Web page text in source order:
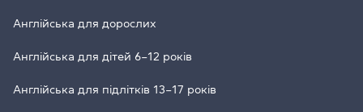
Англійська для дорослих
Англійська для дітей 6–12 років
Англійська для підлітків 13–17 років